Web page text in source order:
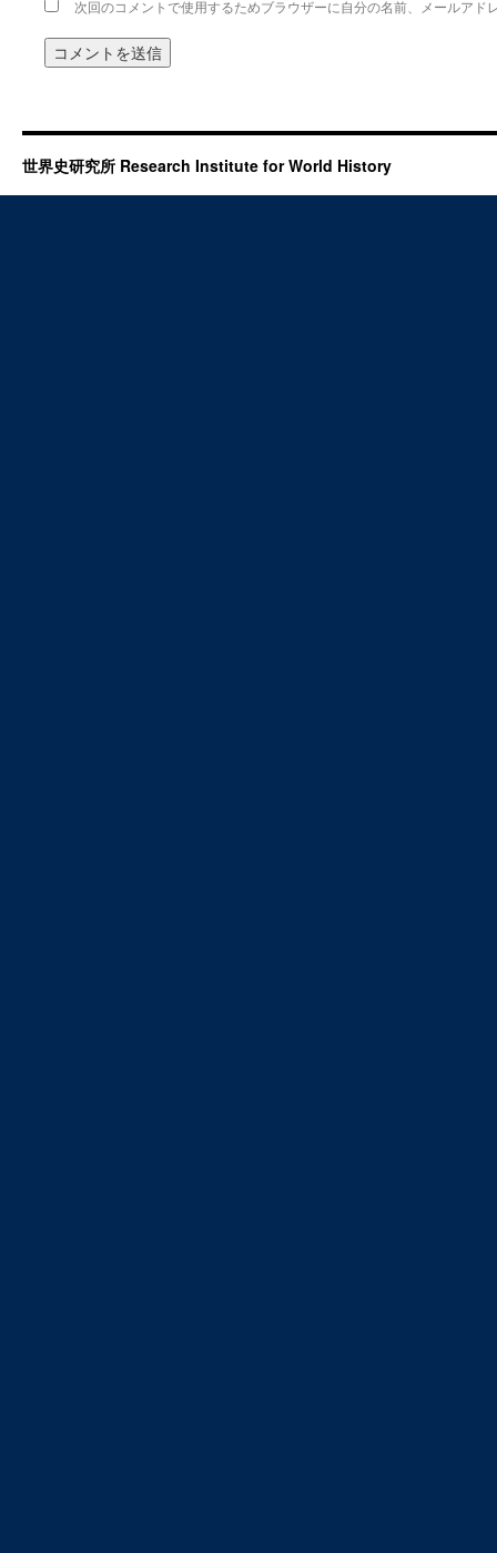
次回のコメントで使用するためブラウザーに自分の名前、メールアド
世界史研究所 Research Institute for World History